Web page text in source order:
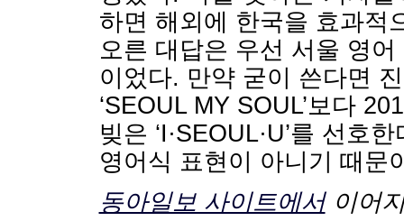
하면 해외에 한국을 효과적
오른 대답은 우선 서울 영
이었다. 만약 굳이 쓴다면
‘SEOUL MY SOUL’보다
빚은 ‘I·SEOUL·U’를 선호
영어식 표현이 아니기 때문
동아일보 사이트에서이어